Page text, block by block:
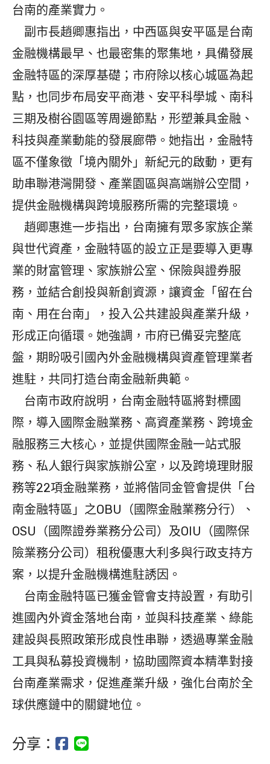
台南的產業實力。
副市長趙卿惠指出，中西區與安平區是台南
金融機構最早、也最密集的聚集地，具備發展
金融特區的深厚基礎；市府除以核心城區為起
點，也同步布局安平商港、安平科學城、南科
三期及樹谷園區等周邊節點，形塑兼具金融、
科技與產業動能的發展廊帶。她指出，金融特
區不僅象徵「境內關外」新紀元的啟動，更有
助串聯港灣開發、產業園區與高端辦公空間，
提供金融機構與跨境服務所需的完整環境。
趙卿惠進一步指出，台南擁有眾多家族企業
與世代資產，金融特區的設立正是要導入更專
業的財富管理、家族辦公室、保險與證券服
務，並結合創投與新創資源，讓資金「留在台
南、用在台南」，投入公共建設與產業升級，
形成正向循環。她強調，市府已備妥完整底
盤，期盼吸引國內外金融機構與資產管理業者
進駐，共同打造台南金融新典範。
台南市政府說明，台南金融特區將對標國
際，導入國際金融業務、高資產業務、跨境金
融服務三大核心，並提供國際金融一站式服
務、私人銀行與家族辦公室，以及跨境理財服
務等22項金融業務，並將偕同金管會提供「台
南金融特區」之OBU（國際金融業務分行）、
OSU（國際證券業務分公司）及OIU（國際保
險業務分公司）租稅優惠大利多與行政支持方
案，以提升金融機構進駐誘因。
台南金融特區已獲金管會支持設置，有助引
進國內外資金落地台南，並與科技產業、綠能
建設與長照政策形成良性串聯，透過專業金融
工具與私募投資機制，協助國際資本精準對接
台南產業需求，促進產業升級，強化台南於全
球供應鏈中的關鍵地位。
分享：